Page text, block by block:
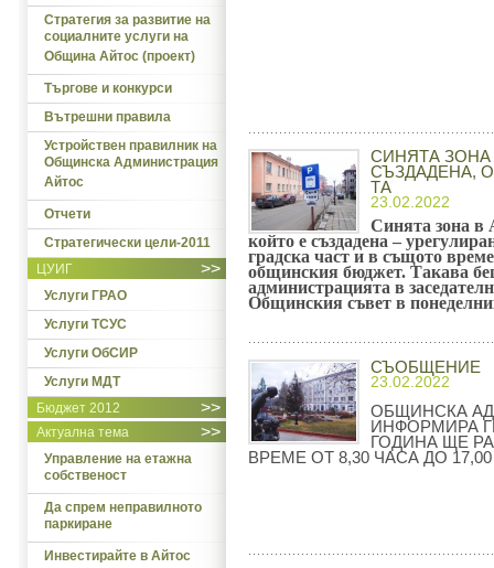
Стратегия за развитие на
социалните услуги на
Община Айтос (проект)
Търгове и конкурси
Вътрешни правила
Устройствен правилник на
Общинска Администрация
Айтос
Отчети
Стратегически цели-2011
>>
ЦУИГ
Услуги ГРАО
Услуги ТСУС
Услуги ОбСИР
Услуги МДТ
>>
Бюджет 2012
>>
Актуална тема
Управление на етажна
собственост
Да спрем неправилното
паркиране
Инвестирайте в Айтос
СИНЯТА ЗОНА
СЪЗДАДЕНА,
ТА
23.02.2022
Синята зона в
който е създадена –
градска част и в същото
общинския бюджет. Такава
администрацията в
Общинския съвет в
СЪОБЩЕНИЕ
23.02.2022
ОБЩИНСКА
ИНФОРМИРА
ГОДИНА ЩЕ
ВРЕМЕ ОТ 8,30 ЧАСА ДО